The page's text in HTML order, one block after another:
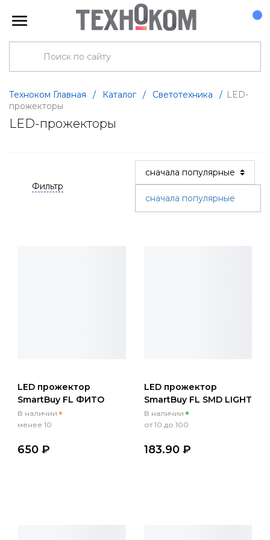
Техноком Главная / Каталог / Светотехника / LED-
прожекторы
LED-прожекторы
Фильтр
сначала популярные
LED прожектор
SmartBuy FL ФИТО
30Вт, IP65, 1300K
В наличии
менее 10
650 ₽
LED прожектор
SmartBuy FL SMD LIGHT
10Вт, 800Лм, IP65,
6500K
В наличии
от 10 до 100
183.90 ₽